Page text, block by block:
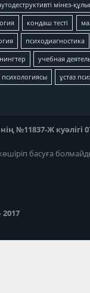
мінез-
кондаш тесті
психодиагностика
учебная
ұстаз
№11837-Ж куәлігі
басуға